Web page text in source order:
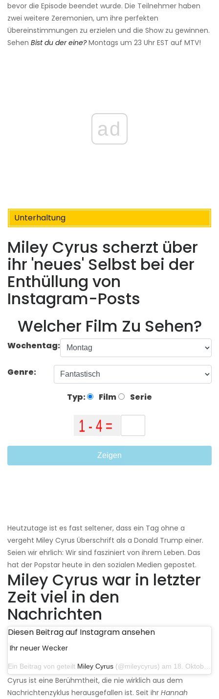
bevor die Episode beendet wurde. Die Teilnehmer haben
zwei weitere Zeremonien, um ihre perfekten
Übereinstimmungen zu erzielen und die Show zu gewinnen.
Sehen Bist du der eine? Montags um 23 Uhr EST auf MTV!
ad
Unterhaltung
Miley Cyrus scherzt über
ihr 'neues' Selbst bei der
Enthüllung von
Instagram-Posts
Welcher Film Zu Sehen?
Wochentag:
Genre:
Typ: Film Serie
Zeigen
Heutzutage ist es fast seltener, dass ein Tag ohne a
vergeht Miley Cyrus Überschrift als a Donald Trump einer.
Seien wir ehrlich: Wir sind fasziniert von ihrem Leben. Das
hat der Popstar heute in den sozialen Medien gepostet.
Miley Cyrus war in letzter
Zeit viel in den
Nachrichten
Diesen Beitrag auf Instagram ansehen
Ihr neuer Wecker
Ein Beitrag von geteilt Miley Cyrus (@mileycyrus) am 18. Oktober 2019 um 19:03 Uhr PDT
Cyrus ist eine Berühmtheit, die nie wirklich aus dem
Nachrichtenzyklus herausgefallen ist. Seit ihr Hannah